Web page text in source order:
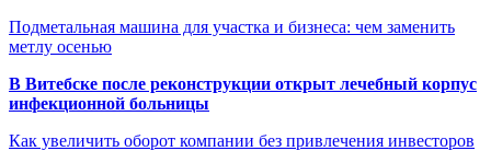
Подметальная машина для участка и бизнеса: чем заменить
метлу осенью
В Витебске после реконструкции открыт лечебный корпус
инфекционной больницы
Как увеличить оборот компании без привлечения инвесторов